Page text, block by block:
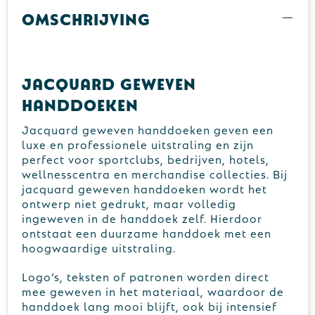
Omschrijving
Jacquard geweven
handdoeken
Jacquard geweven handdoeken geven een
luxe en professionele uitstraling en zijn
perfect voor sportclubs, bedrijven, hotels,
wellnesscentra en merchandise collecties. Bij
jacquard geweven handdoeken wordt het
ontwerp niet gedrukt, maar volledig
ingeweven in de handdoek zelf. Hierdoor
ontstaat een duurzame handdoek met een
hoogwaardige uitstraling.
Logo’s, teksten of patronen worden direct
mee geweven in het materiaal, waardoor de
handdoek lang mooi blijft, ook bij intensief